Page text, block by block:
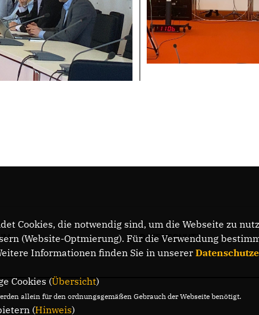
DATENSCHUTZ
Cookies, die notwendig sind, um die Webseite zu
(Website-Optmierung). Für die Verwendung
Informationen finden Sie in unserer
Cookies (Übersicht)
allein für den ordnungsgemäßen Gebrauch der Webseite benötigt.
(Hinweis)